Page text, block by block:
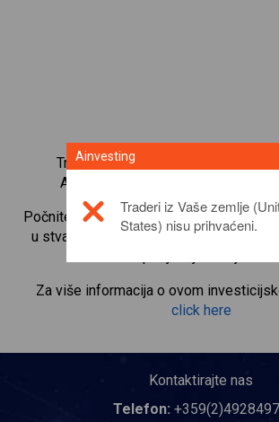
Trgujte s više od 1000
Ainvesting platformi za trgovanje
Počnite trgovati CFD-ovima naEni SpA.
u stvarnom vremenu i primajte
Za više informacija o ovom
click here
Kontaktirajte nas
Telefon: +359(2)4928497
Ainvesting
Traderi iz Vaše zemlje
States) nisu prihvaćeni.